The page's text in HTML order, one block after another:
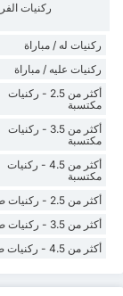
ركنيات
‏ركنيات له / مباراة
‏ركنيات ‏عليه / مباراة
أكثر من 2.5 - ركنيات
مكتسبة
أكثر من 3.5 - ركنيات
مكتسبة
أكثر من 4.5 - ركنيات
مكتسبة
أكثر من 2.5 - ركنيات ضد
أكثر من 3.5 - ركنيات ضد
أكثر من 4.5 - ركنيات ضد